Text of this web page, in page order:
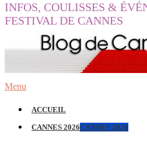
INFOS, COULISSES &
FESTIVAL DE CANNES
Menu
ACCUEIL
CANNES 2026CANNES 2026